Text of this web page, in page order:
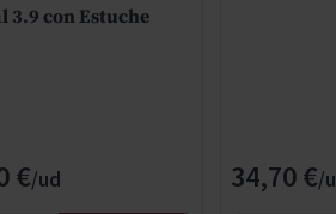
3.9 con Estuche
€ 34,70 €